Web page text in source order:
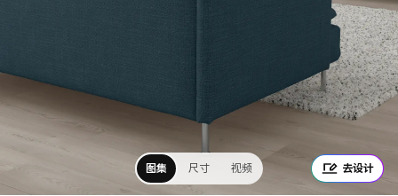
去设计
图集 尺寸 视频